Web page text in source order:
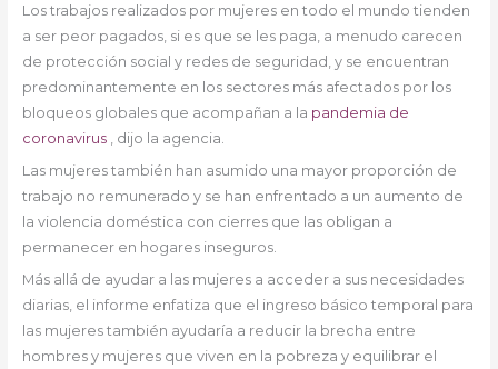
Los trabajos realizados por mujeres en todo el mundo tienden
a ser peor pagados, si es que se les paga, a menudo carecen
de protección social y redes de seguridad, y se encuentran
predominantemente en los sectores más afectados por los
bloqueos globales que acompañan a la pandemia de
coronavirus, dijo la agencia.
Las mujeres también han asumido una mayor proporción de
trabajo no remunerado y se han enfrentado a un aumento de
la violencia doméstica con cierres que las obligan a
permanecer en hogares inseguros.
Más allá de ayudar a las mujeres a acceder a sus necesidades
diarias, el informe enfatiza que el ingreso básico temporal para
las mujeres también ayudaría a reducir la brecha entre
hombres y mujeres que viven en la pobreza y equilibrar el